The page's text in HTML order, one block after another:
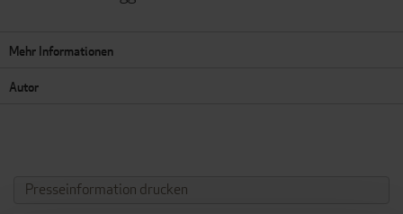
Mehr Informationen
Autor
Presseinformation drucken